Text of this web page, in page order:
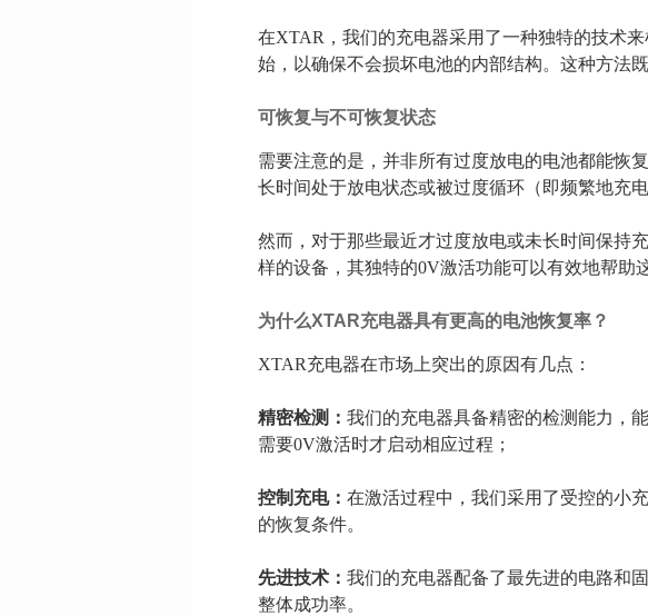
在XTAR，我们的充电器采用了一种独特的技术
始，以确保不会损坏电池的内部结构。这种方法
可恢复与不可恢复状态
需要注意的是，并非所有过度放电的电池都能恢
长时间处于放电状态或被过度循环（即频繁地充
然而，对于那些最近才过度放电或未长时间保持
样的设备，其独特的0V激活功能可以有效地帮助
为什么XTAR充电器具有更高的电池恢复率？
XTAR充电器在市场上突出的原因有几点：
精密检测： 我们的充电器具备精密的检测能力，
需要0V激活时才启动相应过程；
控制充电： 在激活过程中，我们采用了受控的小
的恢复条件。
先进技术： 我们的充电器配备了最先进的电路和
整体成功率。